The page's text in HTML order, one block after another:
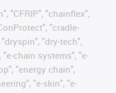
"CFRIP", "chainflex",
"cradle-
"dry-tech",
chain systems", "e-
"energy chain",
"e-skin", "e-